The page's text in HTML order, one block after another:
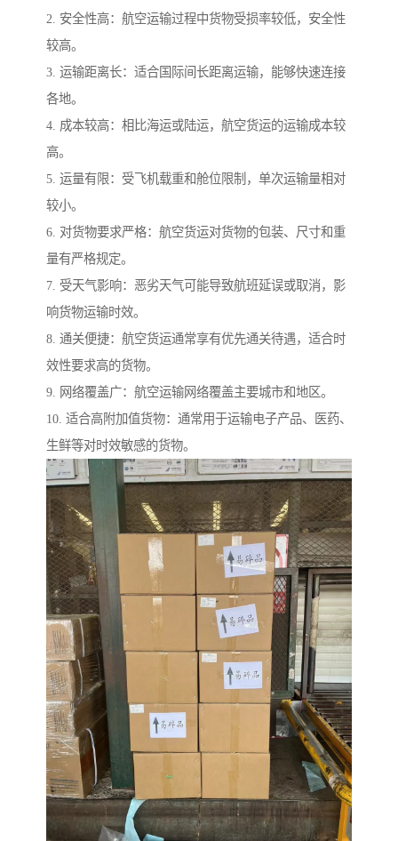
2. 安全性高：航空运输过程中货物受损率较低，安全性
较高。
3. 运输距离长：适合国际间长距离运输，能够快速连接
各地。
4. 成本较高：相比海运或陆运，航空货运的运输成本较
高。
5. 运量有限：受飞机载重和舱位限制，单次运输量相对
较小。
6. 对货物要求严格：航空货运对货物的包装、尺寸和重
量有严格规定。
7. 受天气影响：恶劣天气可能导致航班延误或取消，影
响货物运输时效。
8. 通关便捷：航空货运通常享有优先通关待遇，适合时
效性要求高的货物。
9. 网络覆盖广：航空运输网络覆盖主要城市和地区。
10. 适合高附加值货物：通常用于运输电子产品、医药、
生鲜等对时效敏感的货物。